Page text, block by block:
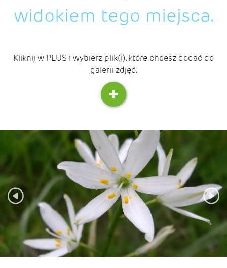
widokiem tego miejsca.
Kliknij w PLUS i wybierz plik(i), które chcesz dodać do
galerii zdjęć.